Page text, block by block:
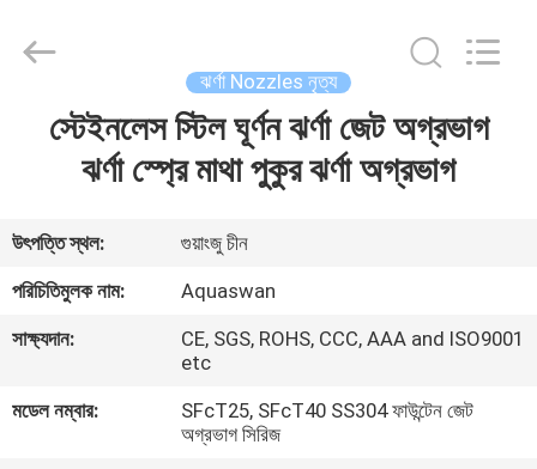
আমাদের
সম্পর্কে
কারখানা
co,.ltd.
ঝর্ণা Nozzles নৃত্য
স্টেইনলেস স্টিল ঘূর্ণন ঝর্ণা জেট অগ্রভাগ
ঝর্ণা স্প্রে মাথা পুকুর ঝর্ণা অগ্রভাগ
উৎপত্তি স্থল:
গুয়াংজু চীন
পরিচিতিমুলক নাম:
Aquaswan
সাক্ষ্যদান:
CE, SGS, ROHS, CCC, AAA and ISO9001
etc
মডেল নম্বার:
SFcT25, SFcT40 SS304 ফাউন্টেন জেট
অগ্রভাগ সিরিজ